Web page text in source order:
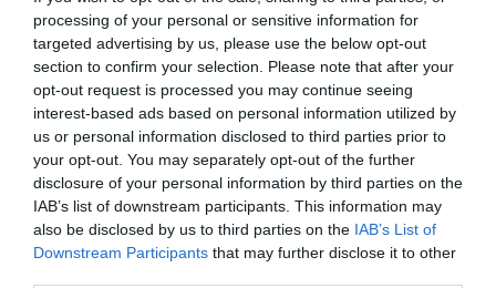
processing of your personal or sensitive information for
targeted advertising by us, please use the below opt-out
section to confirm your selection. Please note that after your
opt-out request is processed you may continue seeing
interest-based ads based on personal information utilized by
us or personal information disclosed to third parties prior to
your opt-out. You may separately opt-out of the further
disclosure of your personal information by third parties on the
IAB’s list of downstream participants. This information may
also be disclosed by us to third parties on the IAB’s List of
Downstream Participants that may further disclose it to other
Κάθε βδομάδα στο e-mail σας τα τελευταία νέα για
την Τέχνη και τον Πολιτισμό!
Ακολουθήστε το Culturenow.gr